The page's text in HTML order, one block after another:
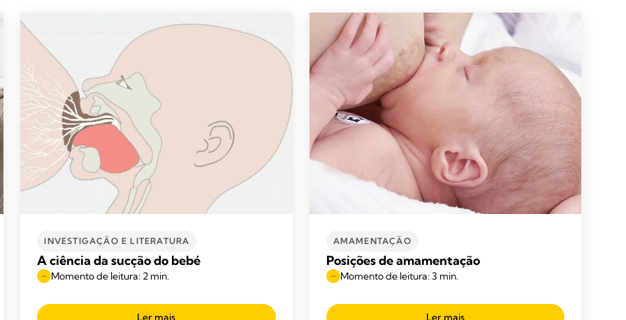
INVESTIGAÇÃO E LITERATURA
A ciência da sucção do bebé
Momento de leitura: 2 min.
AMAMENTAÇÃO
Posições de amamentação
Momento de leitura: 3 min.